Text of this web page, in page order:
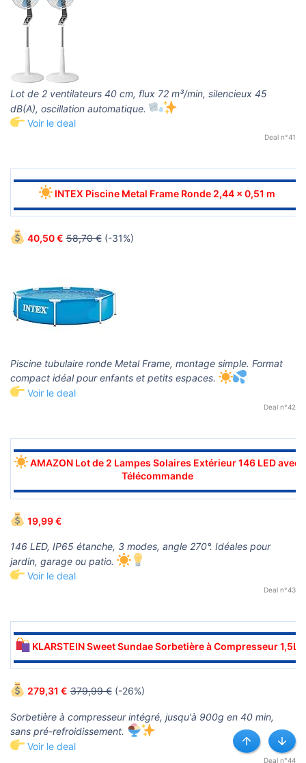
Lot de 2 ventilateurs 40 cm, flux 72 m³/min, silencieux 45
dB(A), oscillation automatique.
Voir le deal
Deal n°41
▬▬▬▬▬▬▬▬▬▬▬▬▬▬▬▬▬▬▬▬▬▬▬▬▬▬▬▬▬▬
INTEX Piscine Metal Frame Ronde 2,44 x 0,51 m
▬▬▬▬▬▬▬▬▬▬▬▬▬▬▬▬▬▬▬▬▬▬▬▬▬▬▬▬▬▬
40,50 € 58,70 €(-31%)
Piscine tubulaire ronde Metal Frame, montage simple. Format
compact idéal pour enfants et petits espaces.
Voir le deal
Deal n°42
▬▬▬▬▬▬▬▬▬▬▬▬▬▬▬▬▬▬▬▬▬▬▬▬▬▬▬▬▬▬
AMAZON Lot de 2 Lampes Solaires Extérieur 146 LED avec
Télécommande
▬▬▬▬▬▬▬▬▬▬▬▬▬▬▬▬▬▬▬▬▬▬▬▬▬▬▬▬▬▬
19,99 €
146 LED, IP65 étanche, 3 modes, angle 270°. Idéales pour
jardin, garage ou patio.
Voir le deal
Deal n°43
▬▬▬▬▬▬▬▬▬▬▬▬▬▬▬▬▬▬▬▬▬▬▬▬▬▬▬▬▬▬
KLARSTEIN Sweet Sundae Sorbetière à Compresseur 1,5L
▬▬▬▬▬▬▬▬▬▬▬▬▬▬▬▬▬▬▬▬▬▬▬▬▬▬▬▬▬▬
279,31 € 379,99 €(-26%)
Sorbetière à compresseur intégré, jusqu'à 900g en 40 min,
sans pré-refroidissement.
Voir le deal
Deal n°44
Haut Bas